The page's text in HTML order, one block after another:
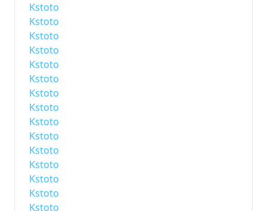
Kstoto
Kstoto
Kstoto
Kstoto
Kstoto
Kstoto
Kstoto
Kstoto
Kstoto
Kstoto
Kstoto
Kstoto
Kstoto
Kstoto
Kstoto